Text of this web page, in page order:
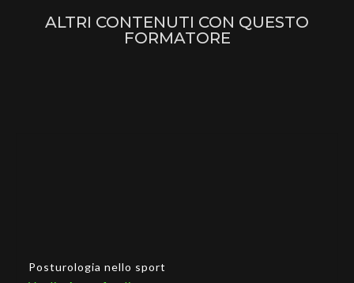
ALTRI CONTENUTI CON QUESTO
FORMATORE
Posturologia nello sport